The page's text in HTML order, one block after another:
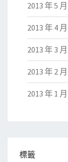
2013 年 5 月
2013 年 4 月
2013 年 3 月
2013 年 2 月
2013 年 1 月
標籤